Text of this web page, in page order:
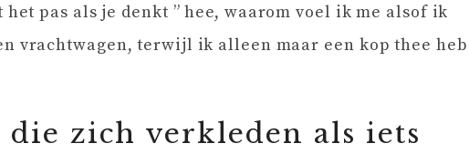
pas als je denkt ” hee, waarom voel ik me alsof ik
vrachtwagen, terwijl ik alleen maar een kop thee heb
die zich verkleden als iets